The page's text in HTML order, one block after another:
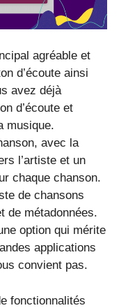
agréable et
d’écoute ainsi
avez déjà
d’écoute et
musique.
avec la
l’artiste et un
chaque chanson.
de chansons
de métadonnées.
option qui mérite
applications
convient pas.
fonctionnalités